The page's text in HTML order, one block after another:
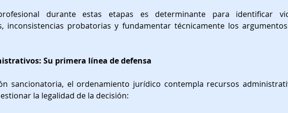
durante estas etapas es determinante para identificar
inconsistencias probatorias y fundamentar técnicamente los
Su primera línea de defensa
sancionatoria, el ordenamiento jurídico contempla recursos
la legalidad de la decisión: